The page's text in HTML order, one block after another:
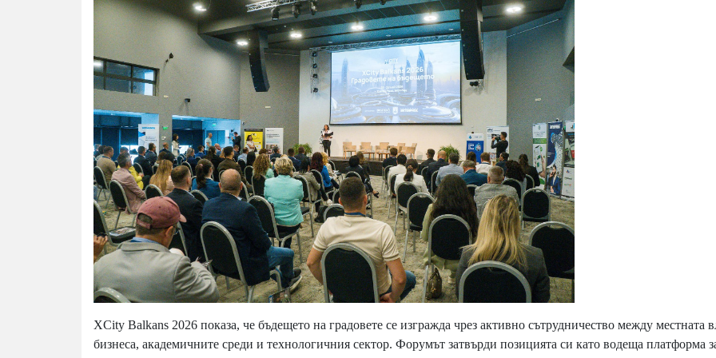
XCity Balkans 2026 показа, че бъдещето на градовете се изгражда чрез активно сътрудничество между местната
бизнеса, академичните среди и технологичния сектор. Форумът затвърди позицията си като водеща платформа